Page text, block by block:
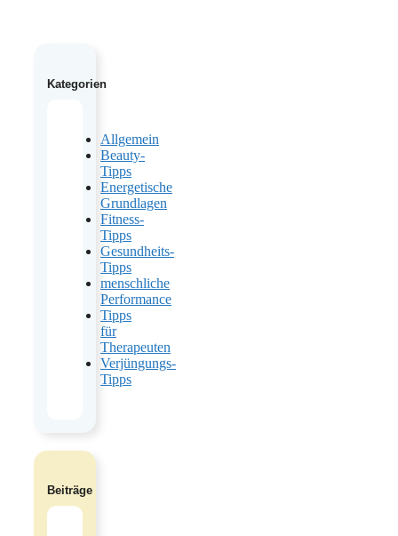
Kategorien
Allgemein
Beauty-
Tipps
Energetische
Grundlagen
Fitness-
Tipps
Gesundheits-
Tipps
menschliche
Performance
Tipps
für
Therapeuten
Verjüngungs-
Tipps
Beiträge